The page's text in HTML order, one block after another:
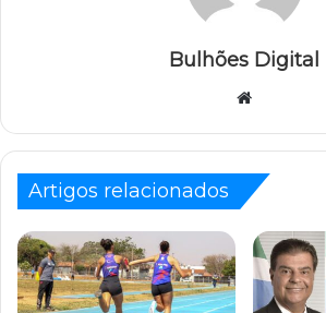
Bulhões Digital
Website
Artigos relacionados